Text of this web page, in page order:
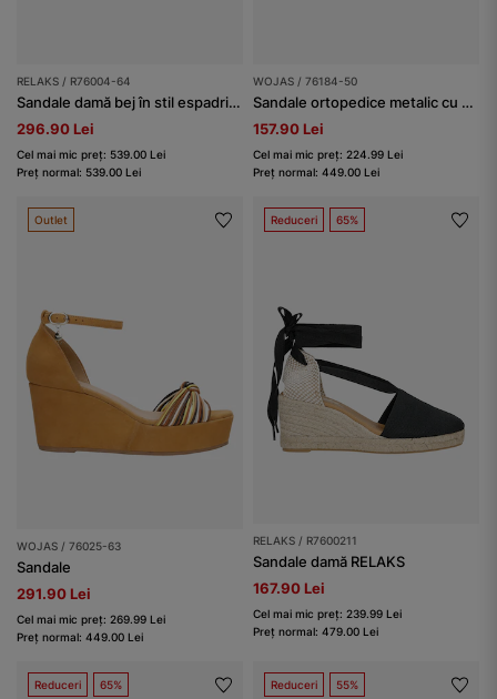
RELAKS / R76004-64
Sandale damă bej în stil espadrile RELAKS
296.90 Lei
Cel mai mic preț: 539.00 Lei
Preț normal: 539.00 Lei
WOJAS / 76184-50
Sandale ortopedice metalic cu curea decorativă
157.90 Lei
Cel mai mic preț: 224.99 Lei
Preț normal: 449.00 Lei
Outlet
WOJAS / 76025-63
Sandale
291.90 Lei
Cel mai mic preț: 269.99 Lei
Preț normal: 449.00 Lei
Reduceri 65%
RELAKS / R7600211
Sandale damă RELAKS
167.90 Lei
Cel mai mic preț: 239.99 Lei
Preț normal: 479.00 Lei
Reduceri 65% Reduceri 55%